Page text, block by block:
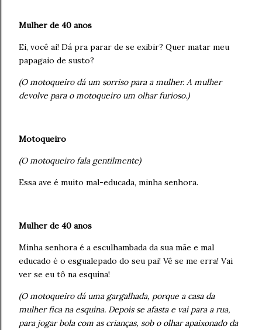
Mulher de 40 anos
Ei, você ai! Dá pra parar de se exibir? Quer matar meu
papagaio de susto?
(O motoqueiro dá um sorriso para a mulher. A mulher
devolve para o motoqueiro um olhar furioso.)
Motoqueiro
(O motoqueiro fala gentilmente)
Essa ave é muito mal-educada, minha senhora.
Mulher de 40 anos
Minha senhora é a esculhambada da sua mãe e mal
educado é o esgualepado do seu pai! Vê se me erra! Vai
ver se eu tô na esquina!
(O motoqueiro dá uma gargalhada, porque a casa da
mulher fica na esquina. Depois se afasta e vai para a rua,
para jogar bola com as crianças, sob o olhar apaixonado da